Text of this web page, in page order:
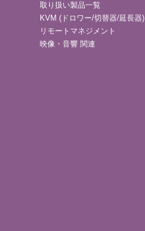
取り扱い製品一覧
KVM (ドロワー/切替器/延長器)
リモートマネジメント
映像・音響 関連